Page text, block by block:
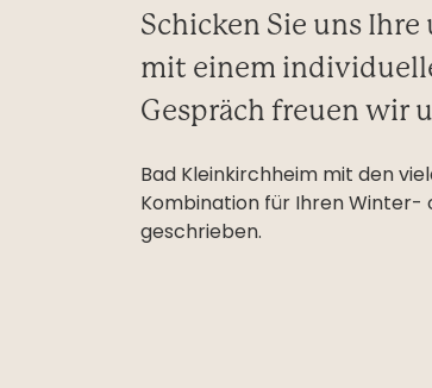
Schicken Sie uns
mit einem
Gespräch freuen wir
Bad Kleinkirchheim mit den
Kombination für Ihren Winter-
geschrieben.